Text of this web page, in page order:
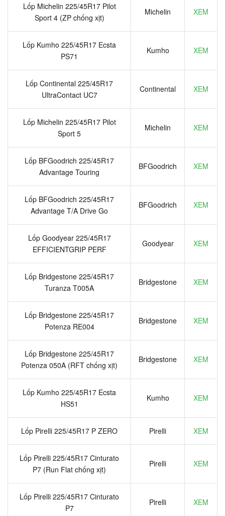
Lốp Michelin 225/45R17 Pilot
Sport 4 (ZP chống xịt)
Michelin XEM
Lốp Kumho 225/45R17 Ecsta
PS71
Kumho XEM
Lốp Continental 225/45R17
UltraContact UC7
Continental XEM
Lốp Michelin 225/45R17 Pilot
Sport 5
Michelin XEM
Lốp BFGoodrich 225/45R17
Advantage Touring
BFGoodrich XEM
Lốp BFGoodrich 225/45R17
Advantage T/A Drive Go
BFGoodrich XEM
Lốp Goodyear 225/45R17
EFFICIENTGRIP PERF
Goodyear XEM
Lốp Bridgestone 225/45R17
Turanza T005A
Bridgestone XEM
Lốp Bridgestone 225/45R17
Potenza RE004
Bridgestone XEM
Lốp Bridgestone 225/45R17
Potenza 050A (RFT chống xịt)
Bridgestone XEM
Lốp Kumho 225/45R17 Ecsta
HS51
Kumho XEM
Lốp Pirelli 225/45R17 P ZERO Pirelli XEM
Lốp Pirelli 225/45R17 Cinturato
P7 (Run Flat chống xịt)
Pirelli XEM
Lốp Pirelli 225/45R17 Cinturato
P7
Pirelli XEM